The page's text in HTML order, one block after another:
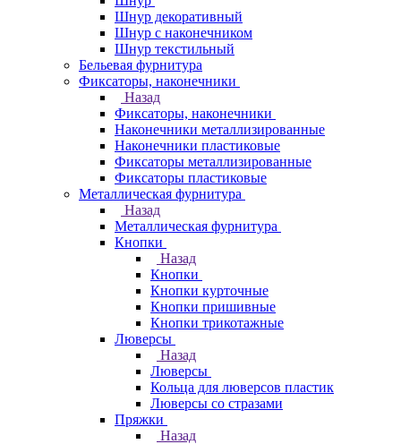
Шнур декоративный
Шнур с наконечником
Шнур текстильный
Бельевая фурнитура
Фиксаторы, наконечники
Назад
Фиксаторы, наконечники
Наконечники металлизированные
Наконечники пластиковые
Фиксаторы металлизированные
Фиксаторы пластиковые
Металлическая фурнитура
Назад
Металлическая фурнитура
Кнопки
Назад
Кнопки
Кнопки курточные
Кнопки пришивные
Кнопки трикотажные
Люверсы
Назад
Люверсы
Кольца для люверсов пластик
Люверсы со стразами
Пряжки
Назад